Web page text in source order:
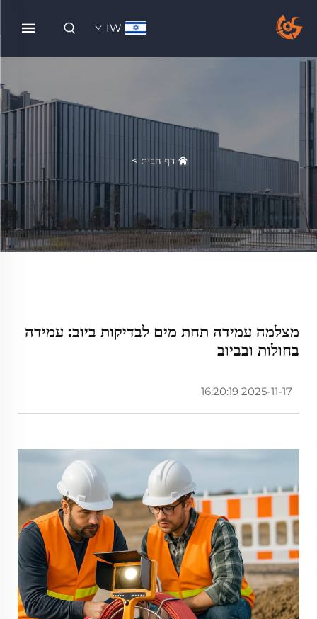
IW
דף הבית >
מצלמה עמידה תחת מים לבדיקות ביוב: עמידה
בחולות ובביוב
2025-11-17 16:20:19